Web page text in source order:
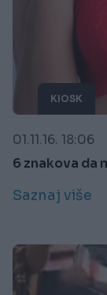
KIOSK
01.11.16. 18:06
6 znakova da
Saznaj više